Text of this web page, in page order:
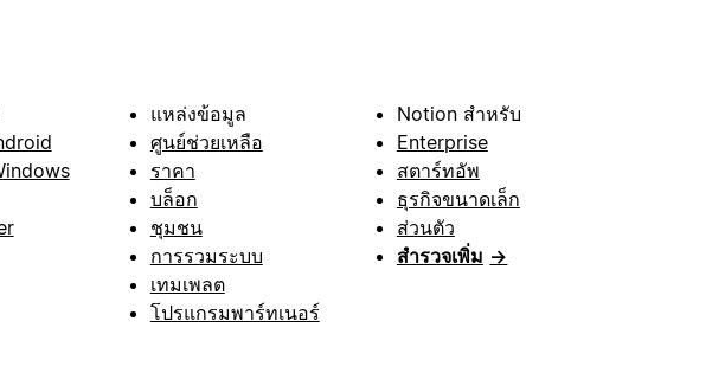
แหล่งข้อมูล
ศูนย์ช่วยเหลือ
ราคา
บล็อก
ชุมชน
การรวมระบบ
เทมเพลต
โปรแกรมพาร์ทเนอร์
Notion สำหรับ
Enterprise
สตาร์ทอัพ
ธุรกิจขนาดเล็ก
ส่วนตัว
สำรวจเพิ่ม →